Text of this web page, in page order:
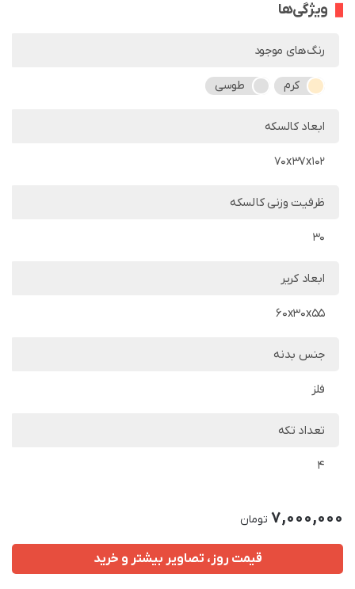
ویژگی‌ها
رنگ‌های موجود
کرم طوسی
ابعاد کالسکه
70x37x102
ظرفیت وزنی کالسکه
30
ابعاد کریر
60x30x55
جنس بدنه
فلز
تعداد تکه
4
7,000,000 تومان
قیمت روز، تصاویر بیشتر و خرید